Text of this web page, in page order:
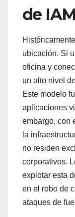
de IAM
ubicación. Si
oficina y
un alto nivel
Este modelo
aplicaciones
embargo, con
la
no residen
corporativos.
explotar esta
en el robo de
ataques de